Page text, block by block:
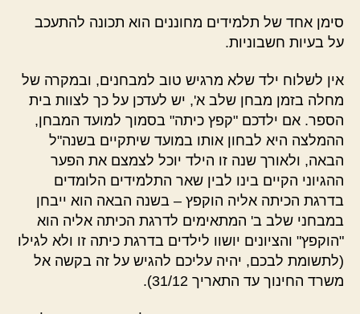
סימן אחד של תלמידים מחוננים הוא תכונה להתעכב
על בעיות חשבוניות.
אין לשלוח ילד שלא מרגיש טוב למבחנים, ובמקרה של
מחלה בזמן מבחן שלב א', יש לעדכן על כך לצוות בית
הספר. אם ילדכם "קפץ כיתה" בסמוך למועד המבחן,
ההמלצה היא לבחון אותו במועד שיתקיים בשנה"ל
הבאה, ולאורך שנה זו הילד יוכל לצמצם את הפער
ההגיוני הקיים בינו לבין שאר התלמידים הלומדים
בדרגת הכיתה אליה הוקפץ – בשנה הבאה הוא ייבחן
במבחני שלב ב' המתאימים לדרגת הכיתה אליה הוא
"הוקפץ" והציונים יושוו לילדים בדרגת כיתה זו ולא לגילו
(לתשומת לבכם, יהיה עליכם להגיש על זה בקשה אל
משרד החינוך עד התאריך 31/12).